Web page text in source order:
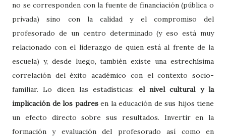
no se corresponden con la fuente de financiación (pública o
privada) sino con la calidad y el compromiso del
profesorado de un centro determinado (y eso está muy
relacionado con el liderazgo de quien está al frente de la
escuela) y, desde luego, también existe una estrechísima
correlación del éxito académico con el contexto socio-
familiar. Lo dicen las estadísticas: el nivel cultural y la
implicación de los padres en la educación de sus hijos tiene
un efecto directo sobre sus resultados. Invertir en la
formación y evaluación del profesorado así como en